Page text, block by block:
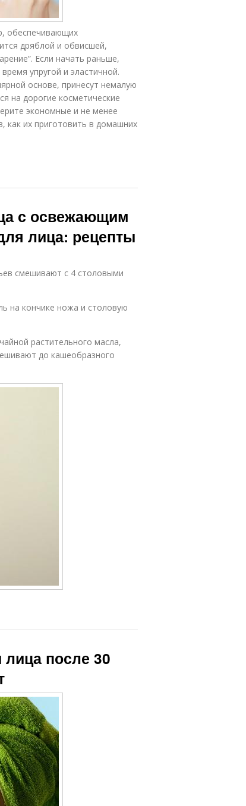
обеспечивающих
дряблой и обвисшей,
Если начать раньше,
упругой и эластичной.
основе, принесут немалую
на дорогие косметические
экономные и не менее
как их приготовить в домашних
с освежающим
лица: рецепты
смешивают с 4 столовыми
на кончике ножа и столовую
растительного масла,
до кашеобразного
после 30